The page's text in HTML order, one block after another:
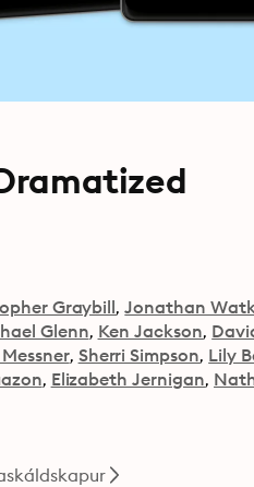
Graybill Jonathan
Glenn Ken Jackson
Sherri Simpson Lily
Elizabeth Jernigan